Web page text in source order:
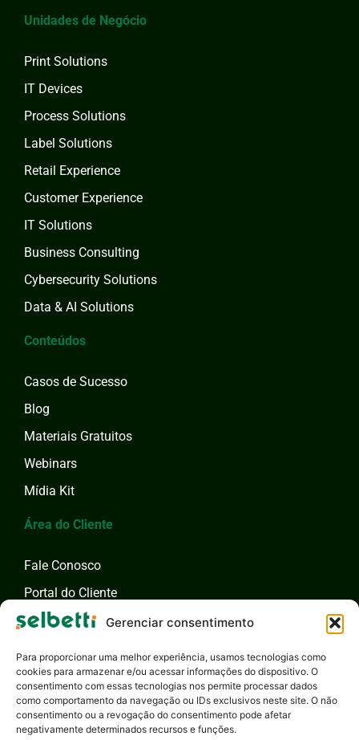
Gerenciar consentimento
Para proporcionar uma melhor experiência, usamos tecnologias como
cookies para armazenar e/ou acessar informações do dispositivo. O
consentimento com essas tecnologias nos permite processar dados
como comportamento da navegação ou IDs exclusivos neste site. O não
consentimento ou a revogação do consentimento pode afetar
negativamente determinados recursos e funções.
Unidades de Negócio
Print Solutions
IT Devices
Process Solutions
Label Solutions
Retail Experience
Customer Experience
IT Solutions
Business Consulting
Cybersecurity Solutions
Data & AI Solutions
Conteúdos
Casos de Sucesso
Blog
Materiais Gratuitos
Webinars
Mídia Kit
Área do Cliente
Fale Conosco
Portal do Cliente
Fale com um Especialista